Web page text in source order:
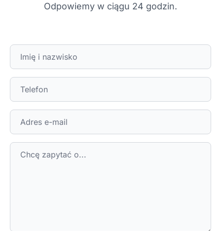
Odpowiemy w ciągu 24 godzin.